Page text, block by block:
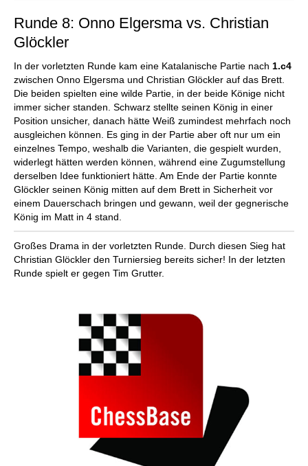
Synchronisieren Sie Ihre persönlichen
Datenbanken über alle Geräte
Analysieren Sie Ihre Partien mit der
eingebauten Engine
umfassendste und aktuellste Statistik für
Zugriff auf Ihr Eröffnungsrepertoire in
der Cloud: Erstellen und bearbeiten Sie Ihr
persönliches Eröffnungsrepertoire
300 Eröffnungsübersichten mit
Repertoirevorschlägen: Einsteigen in
neue Systeme!
Eröffnungsvarianten trainieren mit drei
Modi.
Erweiterte Notation: Fügen Sie
Kommentare, Symbole, Varianten, Pfeile
und Markierungen zu Ihren Partien hinzu
Erweiterte Freigabeoptionen: Teilen Sie
Partien und Stellungen per Link, Bild, GIF,
FEN oder QR-Code
PGN-Kompatibilität: Hoch- und
Runde 8: Onno Elgersma vs. Christian
Glöckler
In der vorletzten Runde kam eine Katalanische Partie nach 1.c4
zwischen Onno Elgersma und Christian Glöckler auf das Brett.
Die beiden spielten eine wilde Partie, in der beide Könige nicht
immer sicher standen. Schwarz stellte seinen König in einer
Position unsicher, danach hätte Weiß zumindest mehrfach noch
ausgleichen können. Es ging in der Partie aber oft nur um ein
einzelnes Tempo, weshalb die Varianten, die gespielt wurden,
widerlegt hätten werden können, während eine Zugumstellung
derselben Idee funktioniert hätte. Am Ende der Partie konnte
Glöckler seinen König mitten auf dem Brett in Sicherheit vor
einem Dauerschach bringen und gewann, weil der gegnerische
König im Matt in 4 stand.
Großes Drama in der vorletzten Runde. Durch diesen Sieg hat
Christian Glöckler den Turniersieg bereits sicher! In der letzten
Runde spielt er gegen Tim Grutter.